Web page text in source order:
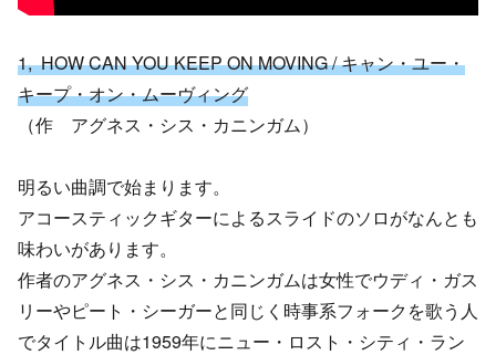
1, HOW CAN YOU KEEP ON MOVING / キャン・ユー・
キープ・オン・ムーヴィング
（作 アグネス・シス・カニンガム）
明るい曲調で始まります。
アコースティックギターによるスライドのソロがなんとも
味わいがあります。
作者のアグネス・シス・カニンガムは女性でウディ・ガス
リーやピート・シーガーと同じく時事系フォークを歌う人
でタイトル曲は1959年にニュー・ロスト・シティ・ラン